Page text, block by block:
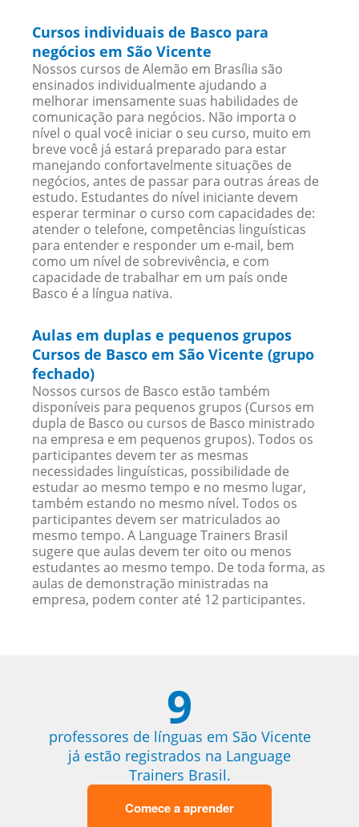
Cursos individuais de Basco para
negócios em São Vicente
Nossos cursos de Alemão em Brasília são
ensinados individualmente ajudando a
melhorar imensamente suas habilidades de
comunicação para negócios. Não importa o
nível o qual você iniciar o seu curso, muito em
breve você já estará preparado para estar
manejando confortavelmente situações de
negócios, antes de passar para outras áreas de
estudo. Estudantes do nível iniciante devem
esperar terminar o curso com capacidades de:
atender o telefone, competências linguísticas
para entender e responder um e-mail, bem
como um nível de sobrevivência, e com
capacidade de trabalhar em um país onde
Basco é a língua nativa.
Aulas em duplas e pequenos grupos
Cursos de Basco em São Vicente (grupo
fechado)
Nossos cursos de Basco estão também
disponíveis para pequenos grupos (Cursos em
dupla de Basco ou cursos de Basco ministrado
na empresa e em pequenos grupos). Todos os
participantes devem ter as mesmas
necessidades linguísticas, possibilidade de
estudar ao mesmo tempo e no mesmo lugar,
também estando no mesmo nível. Todos os
participantes devem ser matriculados ao
mesmo tempo. A Language Trainers Brasil
sugere que aulas devem ter oito ou menos
estudantes ao mesmo tempo. De toda forma, as
aulas de demonstração ministradas na
empresa, podem conter até 12 participantes.
9
professores de línguas em São Vicente
já estão registrados na Language
Trainers Brasil.
Comece a aprender